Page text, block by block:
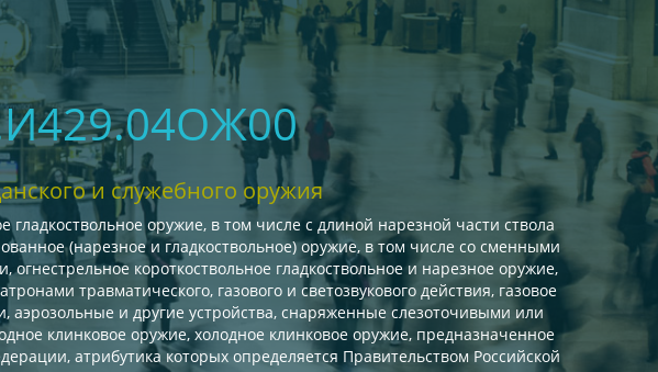
и служебного оружия
оружие, в том числе с длиной нарезной части ствола
(нарезное и гладкоствольное) оружие, в том числе со сменными
короткоствольное гладкоствольное и нарезное оружие,
травматического, газового и светозвукового действия, газовое
аэрозольные и другие устройства, снаряженные слезоточивыми или
клинковое оружие, холодное клинковое оружие, предназначенное
атрибутика которых определяется Правительством Российской